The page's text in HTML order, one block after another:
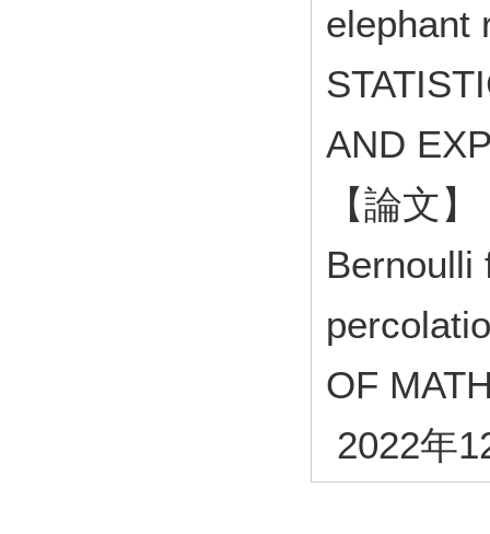
elephant
AND
【論文
Bernoulli
OF
2022年